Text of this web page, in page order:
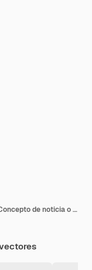
Dos niñas abren la boca sorprendidas. Concepto de noticia o evento inesperado Emoción impactante